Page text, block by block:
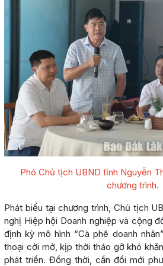
Phó Chủ tịch UBND tỉnh Nguyễn
chương trình.
Phát biểu tại chương trình, Chủ tịch
nghị Hiệp hội Doanh nghiệp và cộng
định kỳ mô hình “Cà phê doanh
thoại cởi mở, kịp thời tháo gỡ khó
phát triển. Đồng thời, cần đổi mới